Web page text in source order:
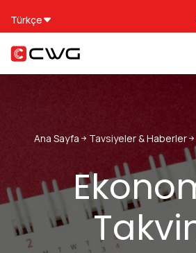
Türkçe
Ana Sayfa Tavsiyeler & Haberler